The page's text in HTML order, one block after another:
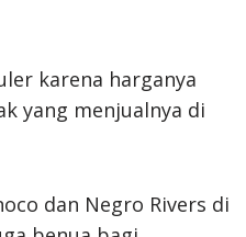
karena harganya
yang menjualnya di
dan Negro Rivers di